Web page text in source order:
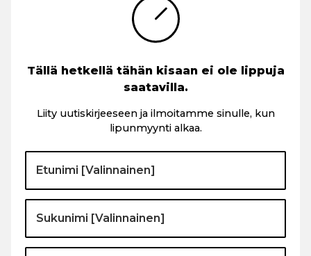
Tällä hetkellä tähän kisaan ei ole lippuja
saatavilla.
Liity uutiskirjeeseen ja ilmoitamme sinulle, kun
lipunmyynti alkaa.